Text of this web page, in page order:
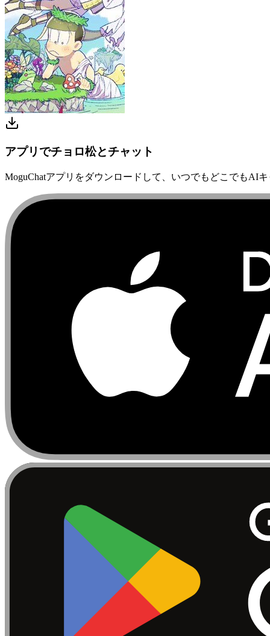
アプリでチョロ松とチャット
MoguChatアプリをダウンロードして、いつでもどこでもAI